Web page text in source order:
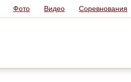
Фото Видео Соревнования